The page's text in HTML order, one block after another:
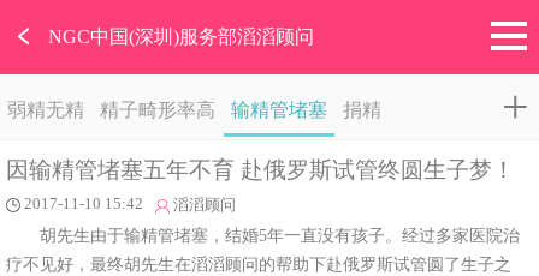
﹤ NGC中国(深圳)服务部滔滔顾问
弱精无精 精子畸形率高 输精管堵塞 捐精
因输精管堵塞五年不育 赴俄罗斯试管终圆生子梦！
2017-11-10 15:42 滔滔顾问
胡先生由于输精管堵塞，结婚5年一直没有孩子。经过多家医院治
疗不见好，最终胡先生在滔滔顾问的帮助下赴俄罗斯试管圆了生子之